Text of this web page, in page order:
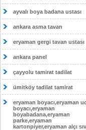
ayvalı boya badana ustası
ankara asma tavan
eryaman gergi tavan ustası
ankara panel
çayyolu tamirat tadilat
ümitköy tadilat tamirat
eryaman boyacı,eryaman
boyacı,eryaman
boyabadana,eryaman
parke,eryaman
kartonpiyer,eryaman alçı